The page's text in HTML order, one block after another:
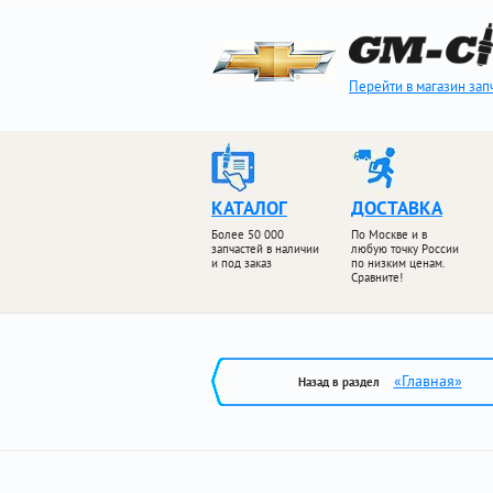
Перейти в магазин
КАТАЛОГ
Более 50 000
запчастей в наличии
и под заказ
ДОСТАВКА
По Москве и в
любую точку России
по низким ценам.
Сравните!
Назад в раздел «Главная»